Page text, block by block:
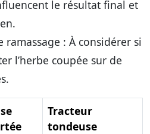
le résultat final et
ramassage : À considérer si
l’herbe coupée sur de
Tracteur
tondeuse